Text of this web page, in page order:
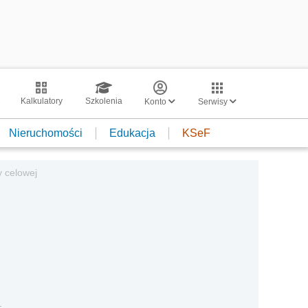
Kalkulatory Szkolenia Konto Serwisy
Nieruchomości Edukacja KSeF
celowej